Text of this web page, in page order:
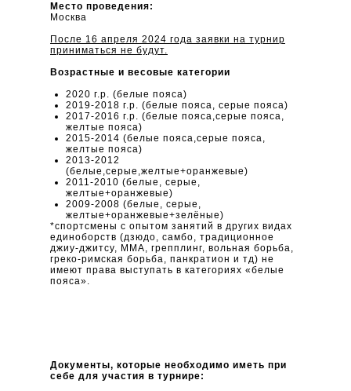
Место проведения:
Москва
После 16 апреля 2024 года заявки на турнир
приниматься не будут.
Возрастные и весовые категории
2020 г.р. (белые пояса)
2019-2018 г.р. (белые пояса, серые пояса)
2017-2016 г.р. (белые пояса,серые пояса,
желтые пояса)
2015-2014 (белые пояса,серые пояса,
желтые пояса)
2013-2012
(белые,серые,желтые+оранжевые)
2011-2010 (белые, серые,
желтые+оранжевые)
2009-2008 (белые, серые,
желтые+оранжевые+зелёные)
*спортсмены с опытом занятий в других видах
единоборств (дзюдо, самбо, традиционное
джиу-джитсу, ММА, грепплинг, вольная борьба,
греко-римская борьба, панкратион и тд) не
имеют права выступать в категориях «белые
пояса».
Документы, которые необходимо иметь при
себе для участия в турнире: